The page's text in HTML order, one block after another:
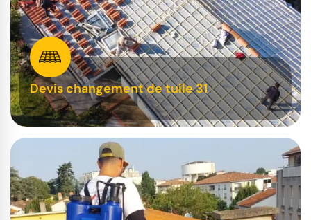
Devis changement de tuile 31